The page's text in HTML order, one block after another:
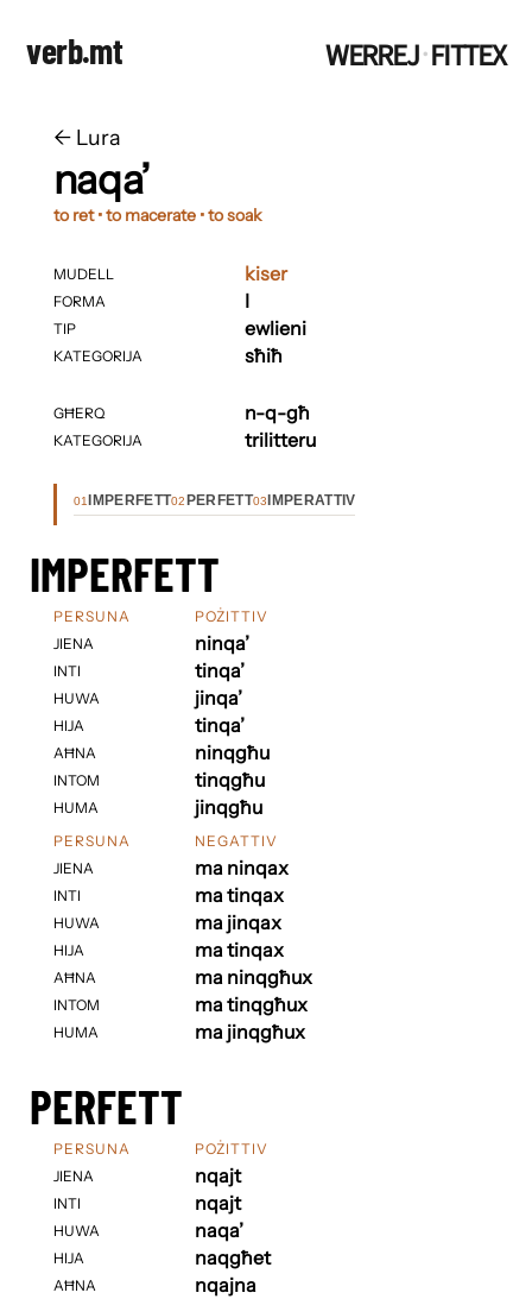
verb.mt WERREJ·FITTEX
← ​​Lura
naqa’
to ret • to macerate • to soak
MUDELL
FORMA
TIP
KATEGORIJA
GĦERQ
KATEGORIJA
kiser
I
ewlieni
sħiħ
n-q-għ
trilitteru
01 IMPERFETT02 PERFETT03 IMPERATTIV
IMPERFETT
PERSUNA
JIENA
INTI
HUWA
HIJA
AĦNA
INTOM
HUMA
POŻITTIV
ninqa’
tinqa’
jinqa’
tinqa’
ninqgħu
tinqgħu
jinqgħu
PERSUNA
JIENA
INTI
HUWA
HIJA
AĦNA
INTOM
HUMA
NEGATTIV
ma ninqax
ma tinqax
ma jinqax
ma tinqax
ma ninqgħux
ma tinqgħux
ma jinqgħux
PERFETT
PERSUNA
JIENA
INTI
HUWA
HIJA
AĦNA
POŻITTIV
nqajt
nqajt
naqa’
naqgħet
nqajna